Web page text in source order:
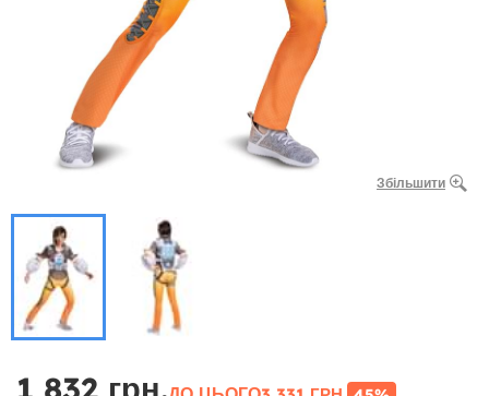
Збільшити
1 832 грн.